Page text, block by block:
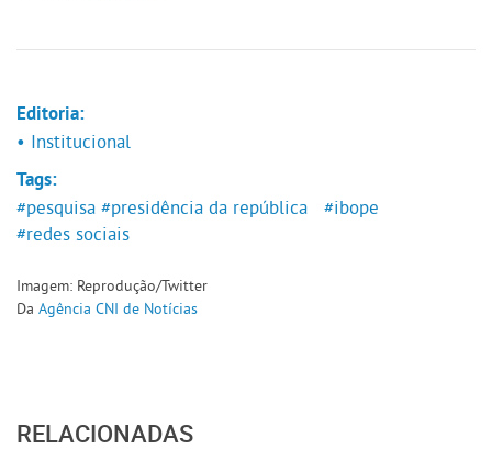
Editoria:
• Institucional
Tags:
#pesquisa #presidência da república
#ibope
#redes sociais
Imagem: Reprodução/Twitter
Da Agência CNI de Notícias
RELACIONADAS